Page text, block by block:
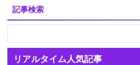
記事検索
リアルタイム人気記事